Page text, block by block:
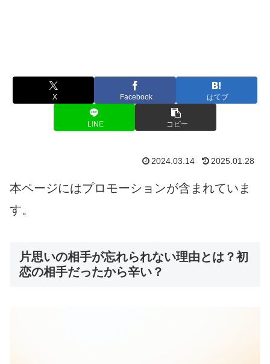
X Facebook はてブ
LINE コピー
2024.03.14 2025.01.28
本ページにはプロモーションが含まれていま
す。
片思いの相手が忘れられない理由とは？初
恋の相手だったから辛い？